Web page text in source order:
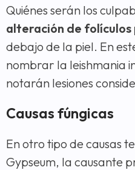
Quiénes serán los
alteración de folículos
debajo de la piel. En
nombrar la leishmania
notarán lesiones
Causas fúngicas
En otro tipo de causas
Gypseum, la causante